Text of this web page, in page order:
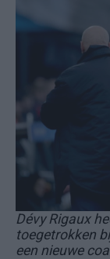
Dévy Rigaux
toegetrokken
een nieuwe